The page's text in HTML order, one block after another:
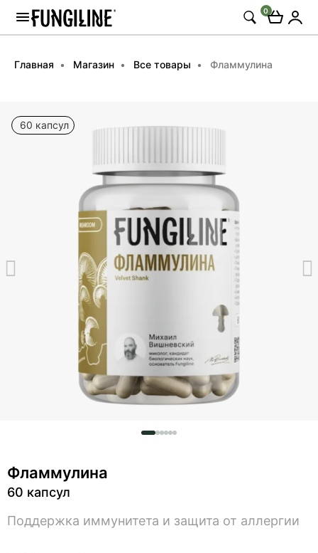
0
Главная Магазин Все товары Фламмулина
60 капсул
Фламмулина
60 капсул
Поддержка иммунитета и защита от аллергии